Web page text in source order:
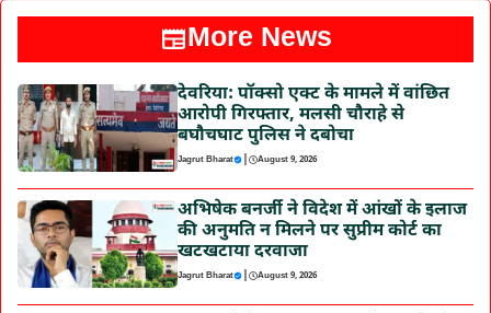
More News
देवरिया: पॉक्सो एक्ट के मामले में वांछित
आरोपी गिरफ्तार, मलसी चौराहे से
बघौचघाट पुलिस ने दबोचा
Jagrut Bharat | August 9, 2026
अभिषेक बनर्जी ने विदेश में आंखों के इलाज
की अनुमति न मिलने पर सुप्रीम कोर्ट का
खटखटाया दरवाजा
Jagrut Bharat | August 9, 2026